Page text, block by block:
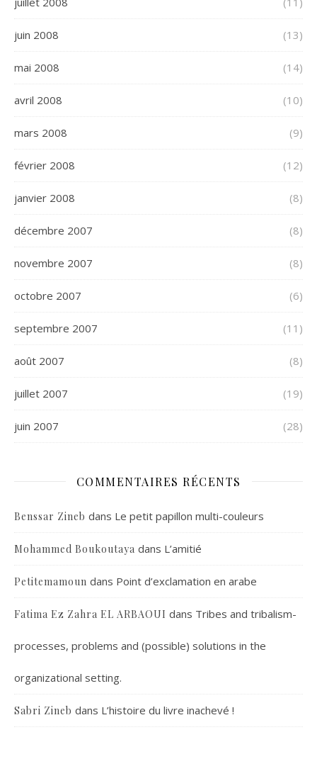
juin 2008 (13)
mai 2008 (14)
avril 2008 (10)
mars 2008 (9)
février 2008 (12)
janvier 2008 (8)
décembre 2007 (8)
novembre 2007 (8)
octobre 2007 (6)
septembre 2007 (11)
août 2007 (8)
juillet 2007 (19)
juin 2007 (28)
COMMENTAIRES RÉCENTS
Benssar Zineb dans Le petit papillon multi-couleurs
Mohammed Boukoutaya dans L’amitié
Petitemamoun dans Point d’exclamation en arabe
Fatima Ez Zahra EL ARBAOUI dans Tribes and tribalism-
processes, problems and (possible) solutions in the
organizational setting.
Sabri Zineb dans L’histoire du livre inachevé !